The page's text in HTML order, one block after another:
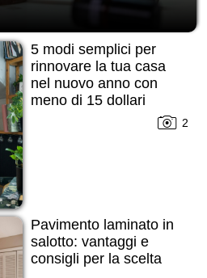
5 modi semplici per
rinnovare la tua casa
nel nuovo anno con
meno di 15 dollari
2
Pavimento laminato in
salotto: vantaggi e
consigli per la scelta